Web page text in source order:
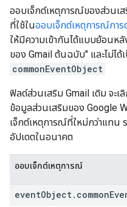
ออบเจ็กต์เหตุการณ์ของส่วนเ
ที่ใช้ในออบเจ็กต์เหตุการณ์การ
ให้มีความเข้ากันได้แบบย้อนห
ของ Gmail ต้นฉบับ" และไม่ไ
commonEventObject
ฟิลด์ส่วนเสริม Gmail เดิม จะ
ข้อมูลส่วนเสริมของ Google
เจ็กต์เหตุการณ์ที่ใหม่กว่าแทน
อัปเดตในอนาคต
ออบเจ็กต์เหตุการณ์
eventObject. common